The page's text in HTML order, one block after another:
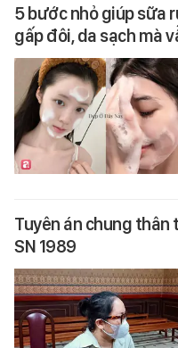
5 bước nhỏ giúp sữa
gấp đôi, da sạch mà
Tuyên án chung thân
SN 1989